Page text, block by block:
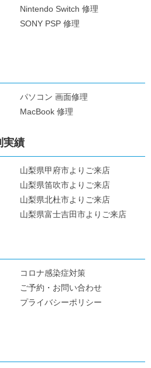
Nintendo Switch 修理
SONY PSP 修理
パソコン 画面修理
MacBook 修理
実績
山梨県甲府市よりご来店
山梨県笛吹市よりご来店
山梨県北杜市よりご来店
山梨県富士吉田市よりご来店
コロナ感染症対策
ご予約・お問い合わせ
プライバシーポリシー